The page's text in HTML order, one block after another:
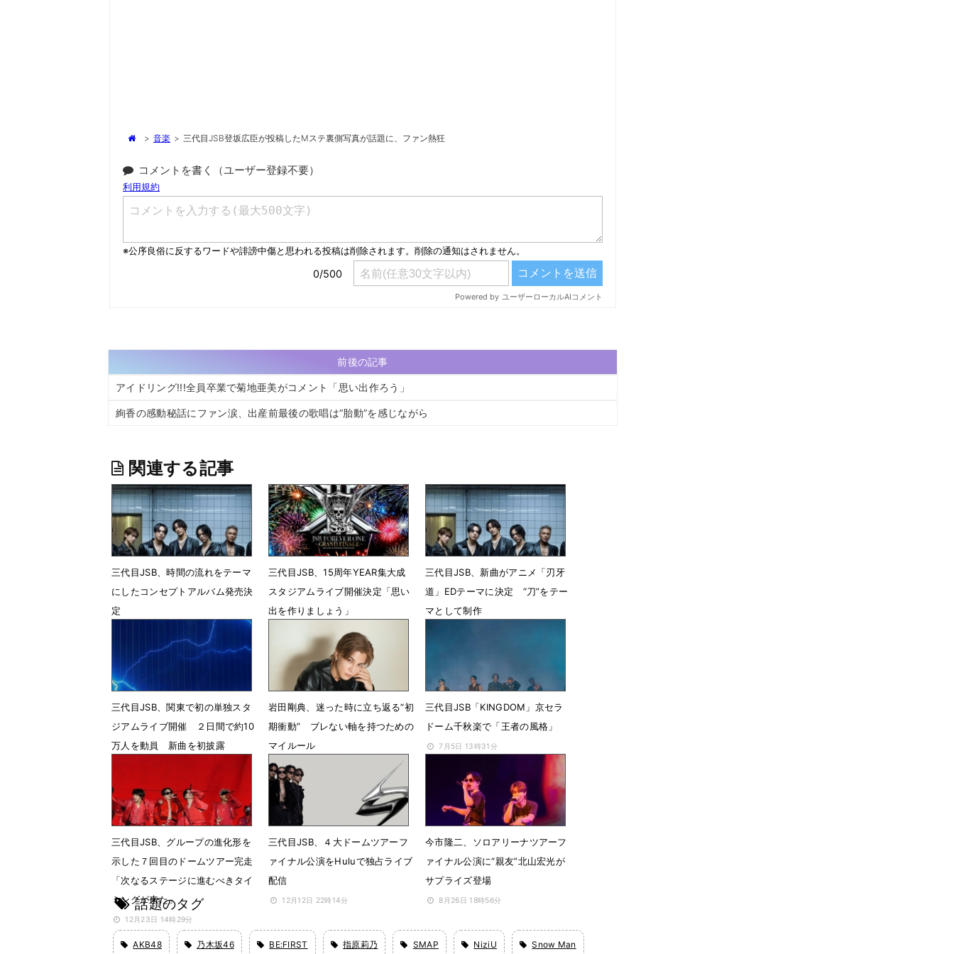
> 音楽 > 三代目JSB登坂広臣が投稿したMステ裏側写真が話題に、ファン熱狂
コメントを書く（ユーザー登録不要）
前後の記事
アイドリング!!!全員卒業で菊地亜美がコメント「思い出作ろう」
絢香の感動秘話にファン涙、出産前最後の歌唱は“胎動”を感じながら
関連する記事
三代目JSB、時間の流れをテーマ
にしたコンセプトアルバム発売決
定
三代目JSB、15周年YEAR集大成
スタジアムライブ開催決定「思い
出を作りましょう」
三代目JSB、新曲がアニメ「刃牙
道」EDテーマに決定 “刀”をテー
マとして制作
三代目JSB、関東で初の単独スタ
ジアムライブ開催 ２日間で約10
万人を動員 新曲を初披露
岩田剛典、迷った時に立ち返る“初
期衝動” ブレない軸を持つための
マイルール
12月3日 07時00分
三代目JSB「KINGDOM」京セラ
ドーム千秋楽で「王者の風格」
7月5日 13時31分
三代目JSB、グループの進化形を
示した７回目のドームツアー完走
「次なるステージに進むべきタイ
ミングが来た」
12月23日 14時29分
三代目JSB、４大ドームツアーフ
ァイナル公演をHuluで独占ライブ
配信
12月12日 22時14分
今市隆二、ソロアリーナツアーフ
ァイナル公演に“親友”北山宏光が
サプライズ登場
8月26日 18時56分
話題のタグ
AKB48 乃木坂46 BE:FIRST 指原莉乃 SMAP NiziU Snow Man